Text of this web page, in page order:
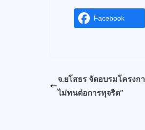
Facebook
จ.ยโสธร จัดอบรมโครง
ไม่ทนต่อการทุจริต”